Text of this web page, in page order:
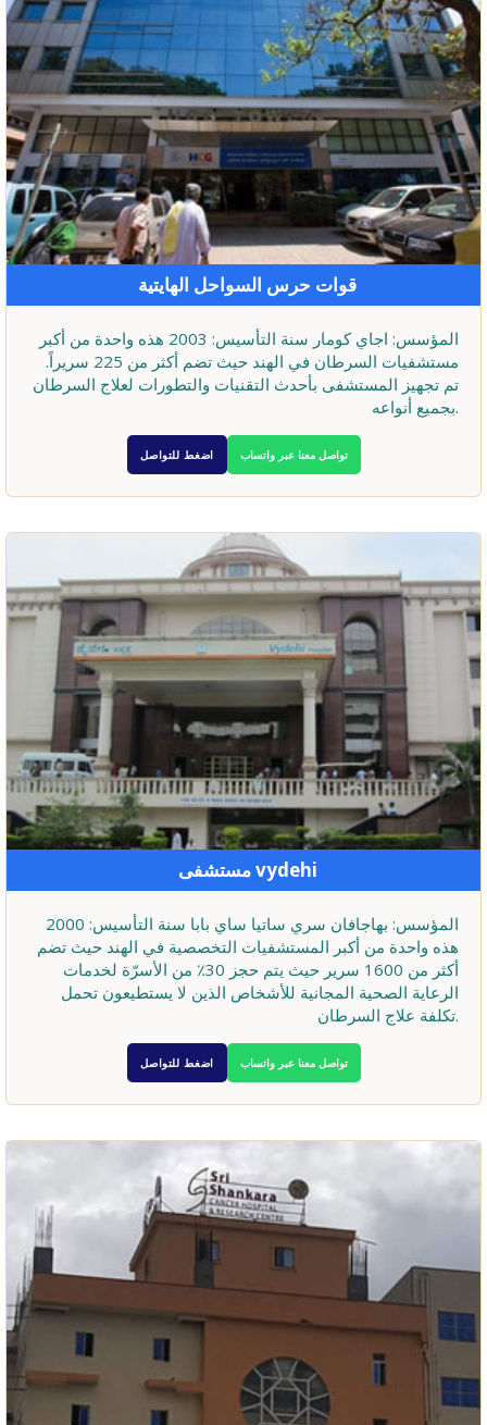
قوات حرس السواحل الهايتية
المؤسس: اجاي كومار سنة التأسيس: 2003 هذه واحدة من أكبر
مستشفيات السرطان في الهند حيث تضم أكثر من 225 سريراً.
تم تجهيز المستشفى بأحدث التقنيات والتطورات لعلاج السرطان
بجميع أنواعه.
اضغط للتواصل تواصل معنا عبر واتساب
مستشفى vydehi
المؤسس: بهاجافان سري ساتيا ساي بابا سنة التأسيس: 2000
هذه واحدة من أكبر المستشفيات التخصصية في الهند حيث تضم
أكثر من 1600 سرير حيث يتم حجز 30٪ من الأسرّة لخدمات
الرعاية الصحية المجانية للأشخاص الذين لا يستطيعون تحمل
تكلفة علاج السرطان.
اضغط للتواصل تواصل معنا عبر واتساب